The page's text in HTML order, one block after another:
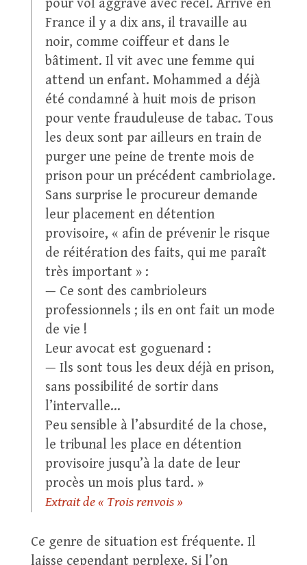
pour vol aggravé avec recel. Arrivé en
France il y a dix ans, il travaille au
noir, comme coiffeur et dans le
bâtiment. Il vit avec une femme qui
attend un enfant. Mohammed a déjà
été condamné à huit mois de prison
pour vente frauduleuse de tabac. Tous
les deux sont par ailleurs en train de
purger une peine de trente mois de
prison pour un précédent cambriolage.
Sans surprise le procureur demande
leur placement en détention
provisoire, « afin de prévenir le risque
de réitération des faits, qui me paraît
très important » :
— Ce sont des cambrioleurs
professionnels ; ils en ont fait un mode
de vie !
Leur avocat est goguenard :
— Ils sont tous les deux déjà en prison,
sans possibilité de sortir dans
l’intervalle…
Peu sensible à l’absurdité de la chose,
le tribunal les place en détention
provisoire jusqu’à la date de leur
procès un mois plus tard. »
Extrait de « Trois renvois »
Ce genre de situation est fréquente. Il
laisse cependant perplexe. Si l’on